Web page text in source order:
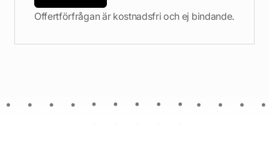
Offertförfrågan är kostnadsfri och ej bindande.